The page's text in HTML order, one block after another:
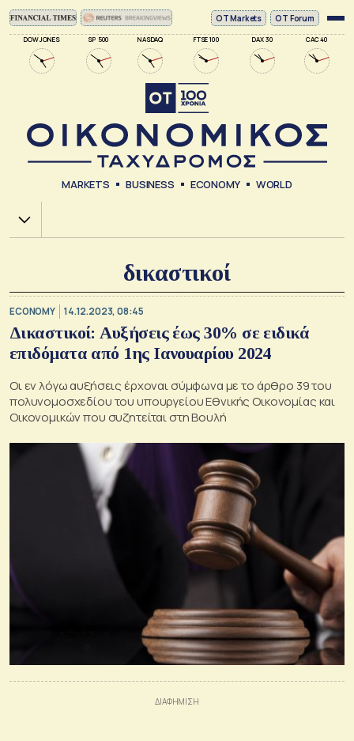
DOW JONES SP 500 NASDAQ FTSE 100 DAX 30 CAC 40
ΟΤ Markets OT Forum
MARKETS BUSINESS ECONOMY WORLD
Χ.Α.
δικαστικοί
ECONOMY 14.12.2023, 08:45
Δικαστικοί: Αυξήσεις έως 30% σε ειδικά
επιδόματα από 1ης Ιανουαρίου 2024
Οι εν λόγω αυξήσεις έρχοναι σύμφωνα με το άρθρο 39 του
πολυνομοσχεδίου του υπουργείου Εθνικής Οικονομίας και
Οικονομικών που συζητείται στη Βουλή